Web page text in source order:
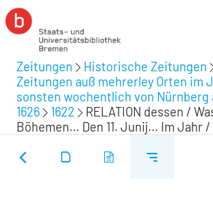
Zeitungen Historische Zeitungen
Zeitungen auß mehrerley Orten im
sonsten wochentlich von Nürnberg
1626
1622
RELATION dessen /
Böhemen... Den 11. Junij... Im Jahr /